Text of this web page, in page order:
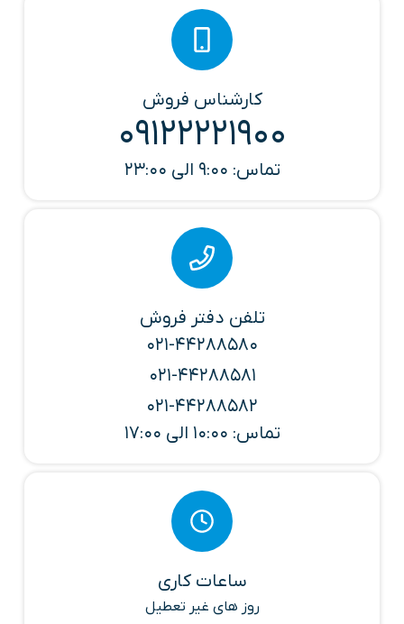
کارشناس فروش
09122221900
تماس: 9:00 الی 23:00
تلفن دفتر فروش
021-44288580
021-44288581
021-44288582
تماس: 10:00 الی 17:00
ساعات کاری
روز های غیر تعطیل